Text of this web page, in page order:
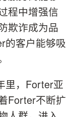
程中增强信
欺诈成为品
的客户能够吸
里，Forter亚
Forter不断扩